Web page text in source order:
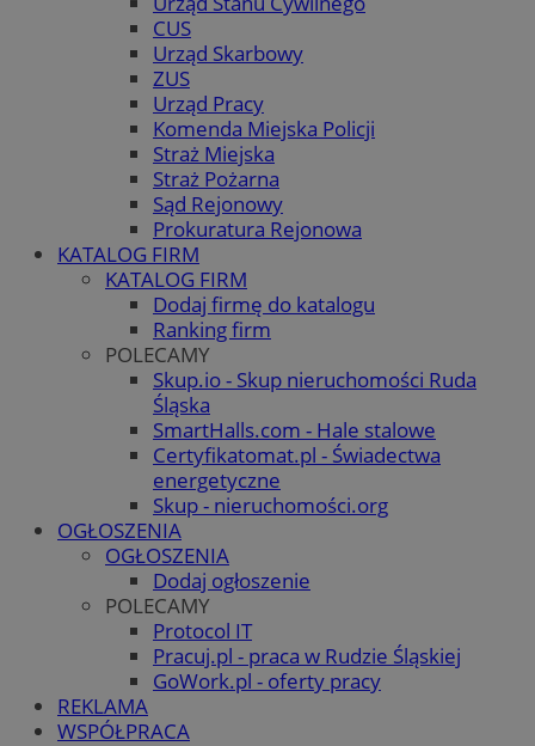
CUS
Urząd Skarbowy
ZUS
Urząd Pracy
Komenda Miejska Policji
Straż Miejska
Straż Pożarna
Sąd Rejonowy
Prokuratura Rejonowa
KATALOG FIRM
KATALOG FIRM
Dodaj firmę do katalogu
Ranking firm
POLECAMY
Skup.io - Skup nieruchomości Ruda
Śląska
SmartHalls.com - Hale stalowe
Certyfikatomat.pl - Świadectwa
energetyczne
Skup - nieruchomości.org
OGŁOSZENIA
OGŁOSZENIA
Dodaj ogłoszenie
POLECAMY
Protocol IT
Pracuj.pl - praca w Rudzie Śląskiej
GoWork.pl - oferty pracy
REKLAMA
WSPÓŁPRACA